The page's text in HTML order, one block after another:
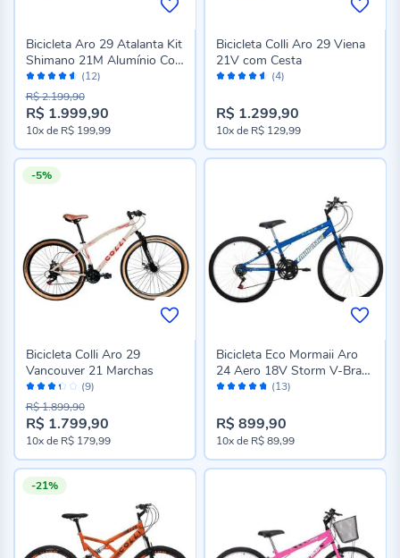
Avaliação:
90%
(12)
Bicicleta Aro 29 Atalanta Kit
Shimano 21M Alumínio Colli
- Verde Neon
Preço
especial
R$ 1.999,90
R$ 2.199,90
10xde R$ 199,99
Avaliação: (4)
Bicicleta Colli Aro 29 Viena
21V com Cesta
R$ 1.299,90
10xde R$ 129,99
-5%
Avaliação:
66%
(9)
Bicicleta Colli Aro 29
Vancouver 21 Marchas
Preço
especial
R$ 1.799,90
R$ 1.899,90
10xde R$ 179,99
Avaliação: (13)
Bicicleta Eco Mormaii Aro
24 Aero 18V Storm V-Brake
- Azul
R$ 899,90
10xde R$ 89,99
-21%